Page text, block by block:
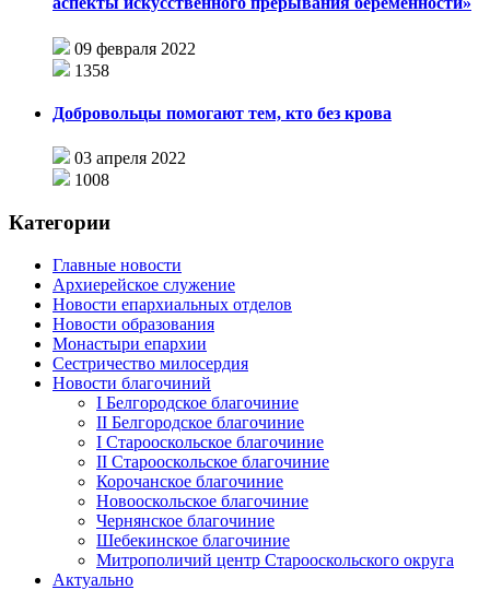
09 февраля 2022
1358
Добровольцы помогают тем, кто без крова
03 апреля 2022
1008
Категории
Главные новости
Архиерейское служение
Новости епархиальных отделов
Новости образования
Монастыри епархии
Сестричество милосердия
Новости благочиний
I Белгородское благочиние
II Белгородское благочиние
I Старооскольское благочиние
II Старооскольское благочиние
Корочанское благочиние
Новооскольское благочиние
Чернянское благочиние
Шебекинское благочиние
Митрополичий центр Старооскольского округа
Актуально